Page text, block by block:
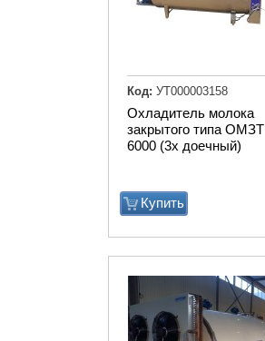
Охладитель молока
закрытого типа ОМЗТ
6000 (3х доечный)
Купить
Код: УТ000003158